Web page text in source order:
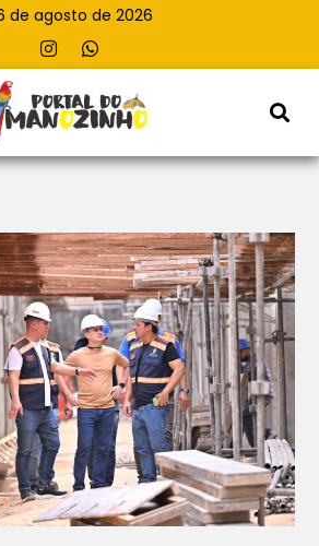
de agosto de 2026